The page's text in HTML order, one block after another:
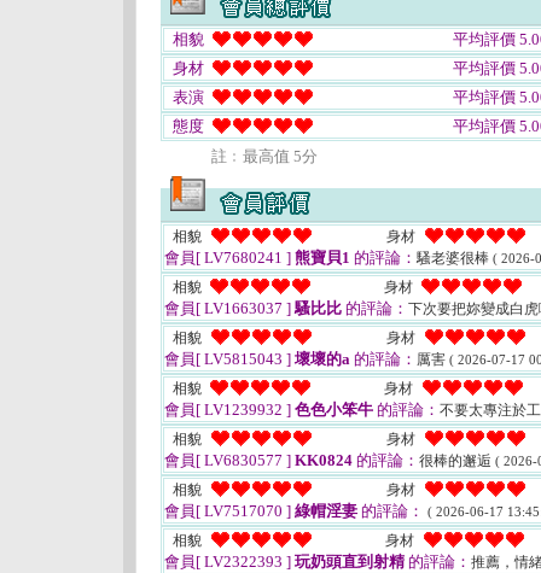
相貌
平均評價
身材
平均評價
表演
平均評價
態度
平均評價
註﹕最高值 5分
相貌 身材
會員[ LV7680241 ] 熊寶貝1 的評論：騷老婆很棒 ( 2026-
相貌 身材
會員[ LV1663037 ]騷比比 的評論： 下次要把妳變成白
相貌
身材
會員[ LV5815043 ] 壞壞的a 的評論： 厲害 ( 2026-07-17
相貌 身材
會員[ LV1239932 ] 色色小笨牛 的評論： 不要太專注於
相貌
身材
會員[ LV6830577 ] KK0824 的評論： 很棒的邂逅 ( 2026-
相貌 身材
會員[ LV7517070 ] 綠帽淫妻 的評論： ( 2026-06-17
相貌 身材
會員[ LV2322393 ] 玩奶頭直到射精 的評論： 推薦，情